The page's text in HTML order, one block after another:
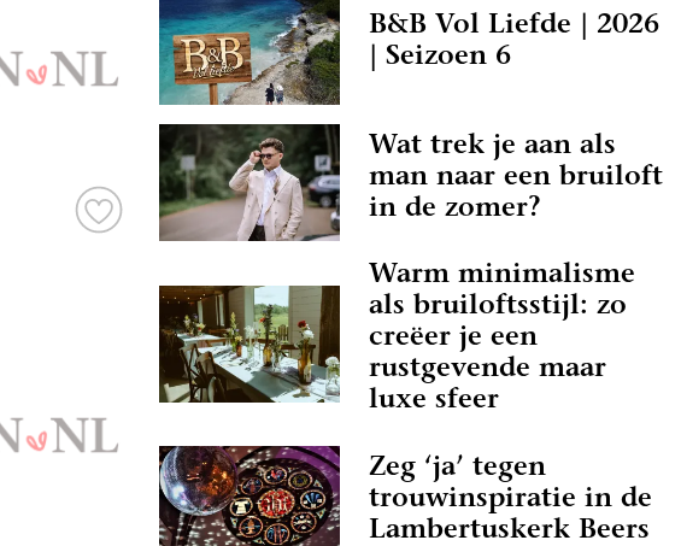
B&B Vol Liefde | 2026
| Seizoen 6
Wat trek je aan als
man naar een bruiloft
in de zomer?
Warm minimalisme
als bruiloftsstijl: zo
creëer je een
rustgevende maar
luxe sfeer
Zeg ‘ja’ tegen
trouwinspiratie in de
Lambertuskerk Beers